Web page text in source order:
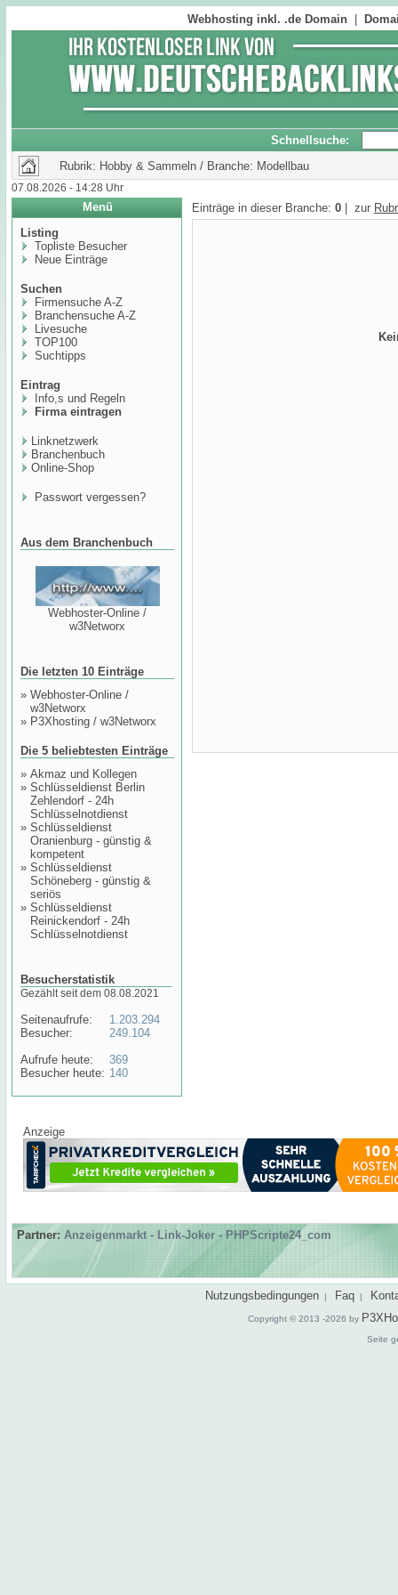
Webhosting inkl. .de Domain
Schnellsuche:
Rubrik: Hobby & Sammeln / Branche: Modellbau
07.08.2026 - 14:28 Uhr
Menü
Listing
Topliste Besucher
Neue Einträge
Suchen
Firmensuche A-Z
Branchensuche A-Z
Livesuche
TOP100
Suchtipps
Eintrag
Info,s und Regeln
Firma eintragen
Linknetzwerk
Branchenbuch
Online-Shop
Passwort vergessen?
Aus dem Branchenbuch
Webhoster-Online /
w3Networx
Die letzten 10 Einträge
» Webhoster-Online /
w3Networx
» P3Xhosting / w3Networx
Die 5 beliebtesten Einträge
» Akmaz und Kollegen
» Schlüsseldienst Berlin
Zehlendorf - 24h
Schlüsselnotdienst
» Schlüsseldienst
Oranienburg - günstig &
kompetent
» Schlüsseldienst
Schöneberg - günstig &
seriös
» Schlüsseldienst
Reinickendorf - 24h
Schlüsselnotdienst
Besucherstatistik
Gezählt seit dem 08.08.2021
Seitenaufrufe:
Besucher:
Aufrufe heute:
Besucher heute:
1.203.294
249.104
369
140
Einträge in dieser Branche: 0 | zur
Anzeige
Partner: Anzeigenmarkt - Link-Joker - PHPScripte24_com
Nutzungsbedingungen | Faq |
Copyright © 2013 -2026 by
Seite